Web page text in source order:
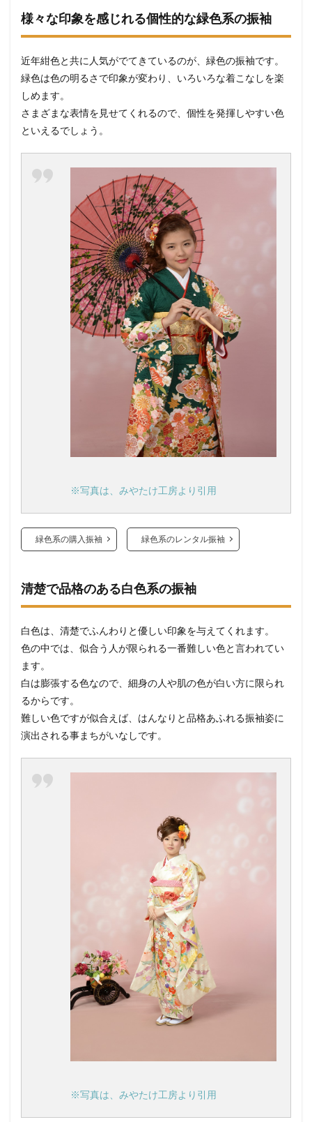
様々な印象を感じれる個性的な緑色系の振袖
近年紺色と共に人気がでてきているのが、緑色の振袖です。
緑色は色の明るさで印象が変わり、いろいろな着こなしを楽
しめます。
さまざまな表情を見せてくれるので、個性を発揮しやすい色
といえるでしょう。
※写真は、みやたけ工房より引用
緑色系の購入振袖 緑色系のレンタル振袖
清楚で品格のある白色系の振袖
白色は、清楚でふんわりと優しい印象を与えてくれます。
色の中では、似合う人が限られる一番難しい色と言われてい
ます。
白は膨張する色なので、細身の人や肌の色が白い方に限られ
るからです。
難しい色ですが似合えば、はんなりと品格あふれる振袖姿に
演出される事まちがいなしです。
※写真は、みやたけ工房より引用